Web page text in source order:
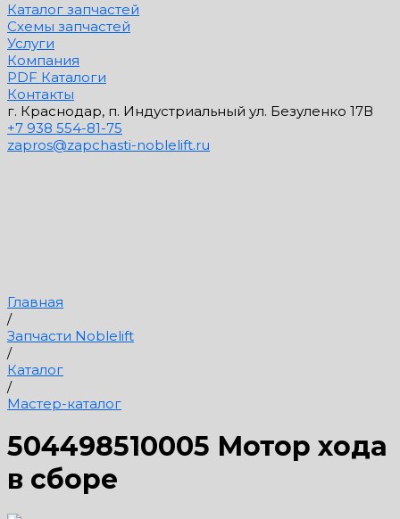
Каталог запчастей
Схемы запчастей
Услуги
Компания
PDF Каталоги
Контакты
г. Краснодар, п. Индустриальный ул. Безуленко 17В
+7 938 554-81-75
zapros@zapchasti-noblelift.ru
Главная
/
Запчасти Noblelift
/
Каталог
/
Мастер-каталог
504498510005 Мотор хода
в сборе